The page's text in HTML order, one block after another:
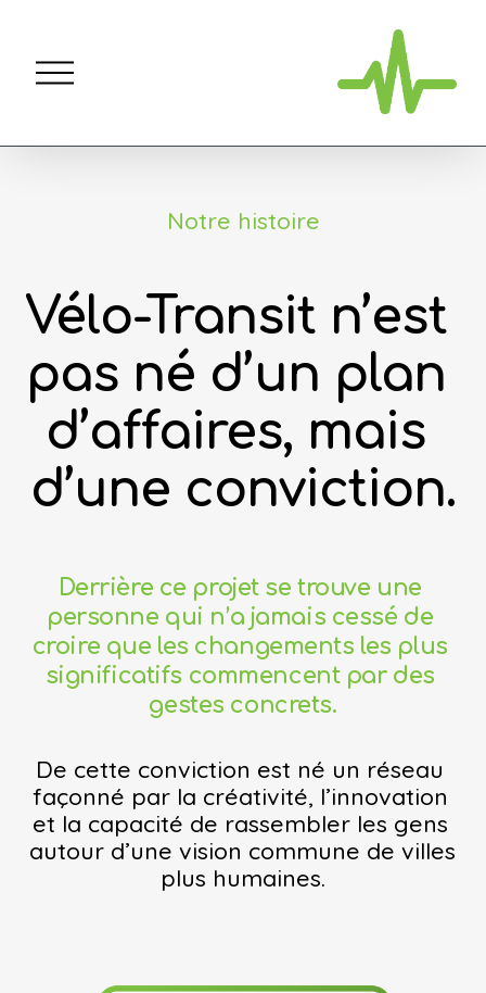
O
u
r
e
n
Notre histoire
Vélo-Transit n’est
pas né d’un plan
d’affaires, mais
d’une conviction.
Derrière ce projet se trouve une
personne qui n’a jamais cessé de
croire que les changements les plus
significatifs commencent par des
gestes concrets.
De cette conviction est né un réseau
façonné par la créativité, l’innovation
et la capacité de rassembler les gens
autour d’une vision commune de villes
plus humaines.